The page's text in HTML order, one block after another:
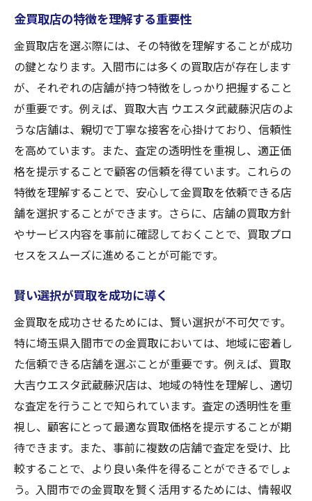
金買取店の特徴を理解する重要性
金買取店を選ぶ際には、その特徴を理解することが成功
の鍵となります。入間市には多くの買取店が存在します
が、それぞれの店舗が持つ特徴をしっかり把握すること
が重要です。例えば、買取大吉 ウエスタ武蔵藤沢店のよ
うな店舗は、親切で丁寧な接客を心掛けており、信頼性
を高めています。また、査定の透明性を重視し、適正価
格を提示することで顧客の信頼を得ています。これらの
特徴を理解することで、安心して金買取を依頼できる店
舗を選択することができます。さらに、店舗の買取方針
やサービス内容を事前に確認しておくことで、買取プロ
セスをスムーズに進めることが可能です。
賢い選択が買取を成功に導く
金買取を成功させるためには、賢い選択が不可欠です。
特に埼玉県入間市での金買取においては、地域に密着し
た信頼できる店舗を選ぶことが重要です。例えば、買取
大吉ウエスタ武蔵藤沢店は、地域の特性を理解し、適切
な査定を行うことで知られています。査定の透明性を重
視し、顧客にとって最適な買取価格を提示することが期
待できます。また、事前に複数の店舗で査定を受け、比
較することで、より良い条件を得ることができるでしょ
う。入間市での金買取を賢く活用するためには、情報収